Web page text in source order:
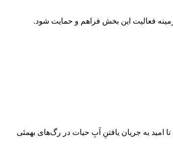
فعالیت این بخش فراهم و حمایت شود.
امید به جریان یافتنِ آبِ حیات در رگ‌های بهمئی